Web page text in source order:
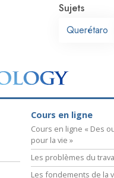
Sujets
Querétaro
Cours en ligne
Cours en ligne « Des
pour la vie »
Les problèmes du
Les fondements de la